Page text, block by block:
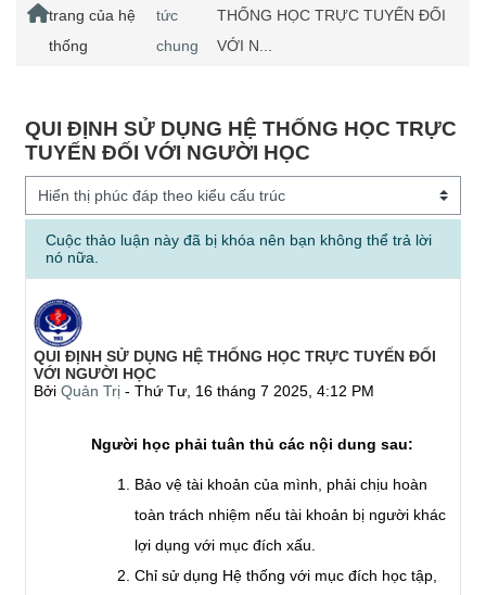
Home
trang của hệ
thống
tức
chung
THỐNG HỌC TRỰC TUYẾN ĐỐI
VỚI N...
QUI ĐỊNH SỬ DỤNG HỆ THỐNG HỌC TRỰC
TUYẾN ĐỐI VỚI NGƯỜI HỌC
Chế độ hiển thị
Cuộc thảo luận này đã bị khóa nên bạn không thể trả lời
nó nữa.
QUI ĐỊNH SỬ DỤNG HỆ THỐNG HỌC TRỰC TUYẾN ĐỐI
VỚI NGƯỜI HỌC
BởiQuản Trị -Thứ Tư, 16 tháng 7 2025, 4:12 PM
Số lượng các câu trả lời: 0
Người học phải tuân thủ các nội dung sau:
Bảo vệ tài khoản của mình, phải chịu hoàn
toàn trách nhiệm nếu tài khoản bị người khác
lợi dụng với mục đích xấu.
Chỉ sử dụng Hệ thống với mục đích học tập,